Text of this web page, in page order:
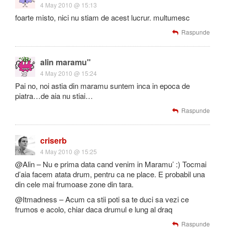
4 May 2010 @ 15:13
foarte misto, nici nu stiam de acest lucrur. multumesc
Raspunde
alin maramu"
4 May 2010 @ 15:24
Pai no, noi astia din maramu suntem inca in epoca de
piatra…de aia nu stiai…
Raspunde
criserb
4 May 2010 @ 15:25
@Alin – Nu e prima data cand venim in Maramu’ :) Tocmai
d’aia facem atata drum, pentru ca ne place. E probabil una
din cele mai frumoase zone din tara.
@Itmadness – Acum ca stii poti sa te duci sa vezi ce
frumos e acolo, chiar daca drumul e lung al draq
Raspunde